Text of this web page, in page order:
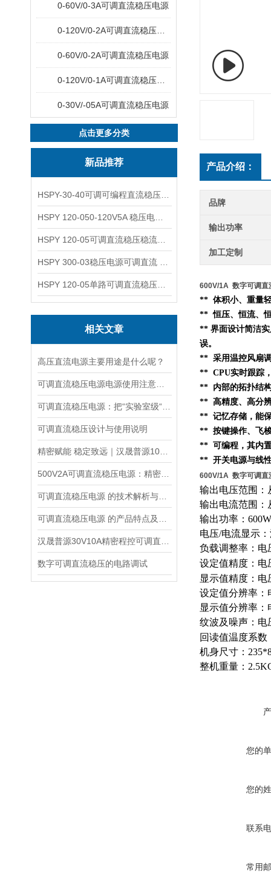
0-60V/0-3A可调直流稳压电源
0-60V/0-2A可调直流稳压电源
0-30V/-05A可调直流稳压电源
点击更多分类
新品推荐
相关文章
高压直流电源主要用途是什么呢？
可调直流稳压设计与使用说明
数字可调直流稳压的电路调试
产品介绍：
品牌
输出功率
加工定制
600V/1A 数字可调直
** 体积小、重量
** 恒压、恒流、
** 界面设计简洁
误。
** 采用温控风扇
** CPU实时跟踪
** 内部的拓扑结
** 高精度、高分
** 记忆存储，能
** 按键操作、飞
** 可编程，其内
** 开关电源与线
600V/1A 数字可调直
输出电压范围：
输出电流范围：
输出功率：600W
电压/电流显示
负载调整率：电
设定值精度：电
显示值精度：电
设定值分辨率：
显示值分辨率：
纹波及噪声：电
回读值温度系数
机身尺寸：
整机重量：
您的
您的
联系
常用